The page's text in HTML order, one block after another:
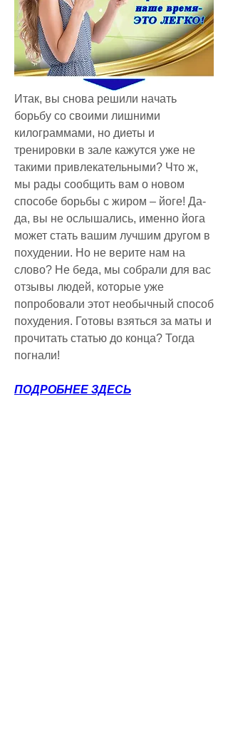
Итак, вы снова решили начать
борьбу со своими лишними
килограммами, но диеты и
тренировки в зале кажутся уже не
такими привлекательными? Что ж,
мы рады сообщить вам о новом
способе борьбы с жиром – йоге! Да-
да, вы не ослышались, именно йога
может стать вашим лучшим другом в
похудении. Но не верите нам на
слово? Не беда, мы собрали для вас
отзывы людей, которые уже
попробовали этот необычный способ
похудения. Готовы взяться за маты и
прочитать статью до конца? Тогда
погнали!
ПОДРОБНЕЕ ЗДЕСЬ